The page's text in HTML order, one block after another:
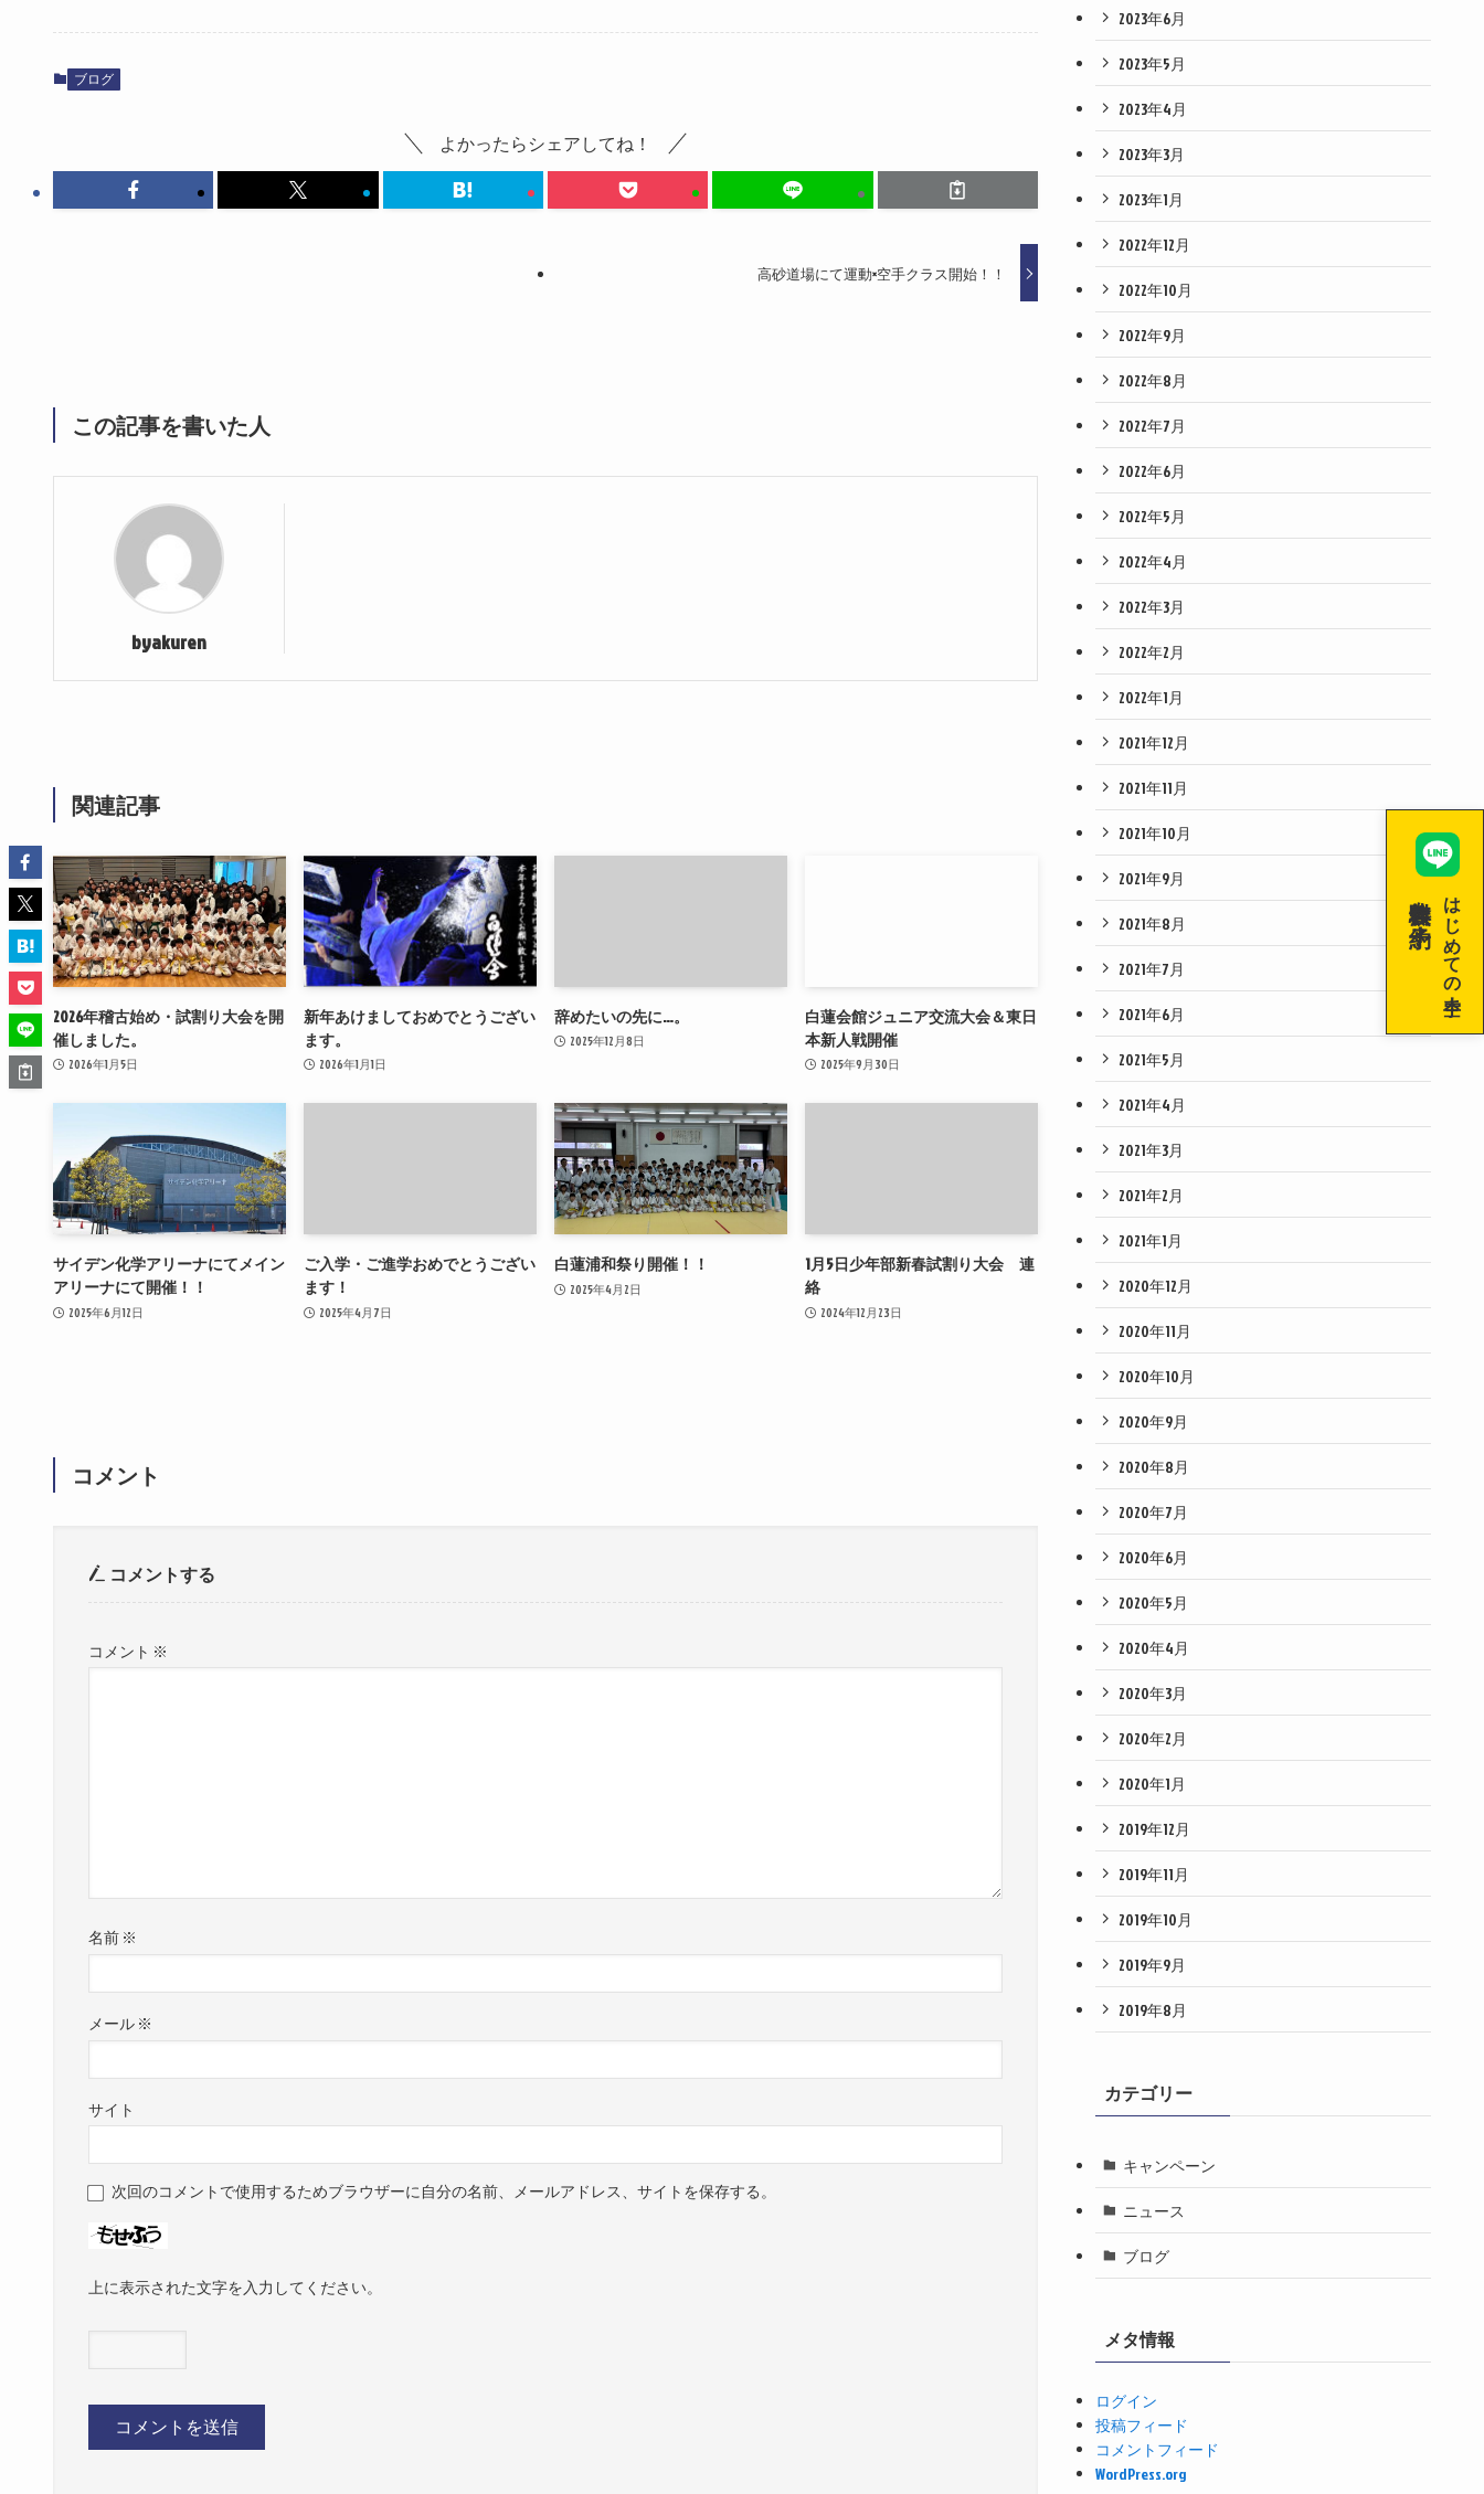
ok do
ブログ
よかったらシェアしてね！
高砂道場にて運動×空手クラス開始！！
この記事を書いた人
byakuren
関連記事
2026年稽古始め・試割り大会を開
催しました。
2026年1月5日
新年あけましておめでとうござい
ます。
2026年1月1日
辞めたいの先に…。
2025年12月8日
白蓮会館ジュニア交流大会＆東日
本新人戦開催
2025年9月30日
サイデン化学アリーナにてメイン
アリーナにて開催！！
2025年6月12日
ご入学・ご進学おめでとうござい
ます！
2025年4月7日
白蓮浦和祭り開催！！
2025年4月2日
1月5日少年部新春試割り大会 連
絡
2024年12月23日
コメント
コメントする
コメント ※
名前※
メール※
サイト
次回のコメントで使用するためブラウザーに自分の名前、メールアドレス、サイトを保存する。
上に表示された文字を入力してください。
2023年6月
2023年5月
2023年4月
2023年3月
2023年1月
2022年12月
2022年10月
2022年9月
2022年8月
2022年7月
2022年6月
2022年5月
2022年4月
2022年3月
2022年2月
2022年1月
2021年12月
2021年11月
2021年10月
2021年9月
2021年8月
2021年7月
2021年6月
2021年5月
2021年4月
2021年3月
2021年2月
2021年1月
2020年12月
2020年11月
2020年10月
2020年9月
2020年8月
2020年7月
2020年6月
2020年5月
2020年4月
2020年3月
2020年2月
2020年1月
2019年12月
2019年11月
2019年10月
2019年9月
2019年8月
カテゴリー
キャンペーン
ニュース
ブログ
メタ情報
ログイン
投稿フィード
コメントフィード
WordPress.org
はじめての空手！
無料体験を予約！